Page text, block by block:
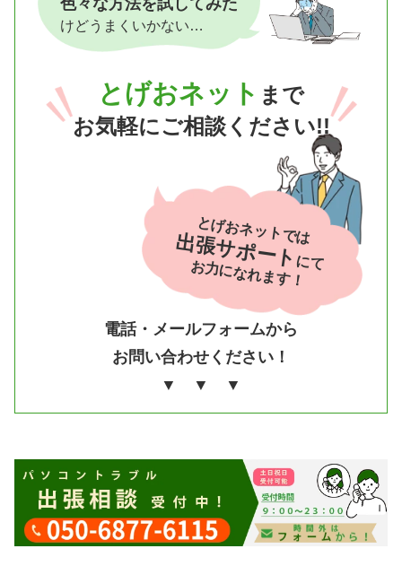
色々な方法を試してみた
けどうまくいかない…
とげおネット まで
お気軽にご相談ください!!
電話・メールフォームから
お問い合わせください！
▼ ▼ ▼
とげおネットでは
出張サポートにて
お力になれます！